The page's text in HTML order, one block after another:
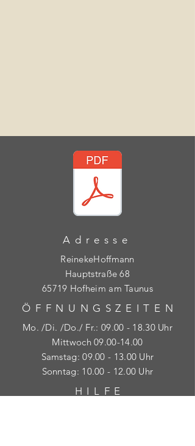
Adresse
ReinekeHoffmann
Hauptstraße 68
65719 Hofheim am Taunus
ÖFFNUNGSZEITE N
Mo. /Di. /Do./ Fr.: 09.00 - 18.30Uhr
Mittwoch09.00-14.00
​​Samstag: 09.00 - 13.00 Uhr
​Sonntag: 10.00 - 12.00 Uhr
HILF E